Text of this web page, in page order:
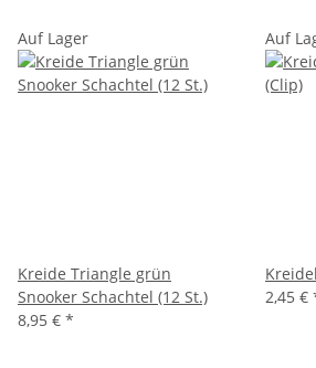
Auf Lager
Kreide Triangle grün
Snooker Schachtel (12 St.)
8,95 € *
Auf
2,45 €